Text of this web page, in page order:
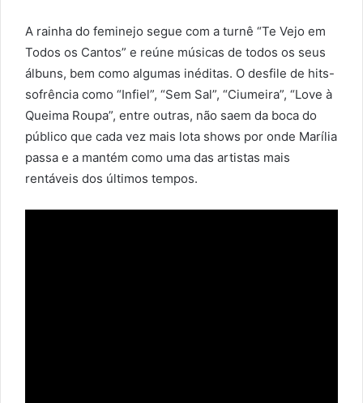
A rainha do feminejo segue com a turnê “Te Vejo em
Todos os Cantos” e reúne músicas de todos os seus
álbuns, bem como algumas inéditas. O desfile de hits-
sofrência como “Infiel”, “Sem Sal”, “Ciumeira”, “Love à
Queima Roupa”, entre outras, não saem da boca do
público que cada vez mais lota shows por onde Marília
passa e a mantém como uma das artistas mais
rentáveis dos últimos tempos.